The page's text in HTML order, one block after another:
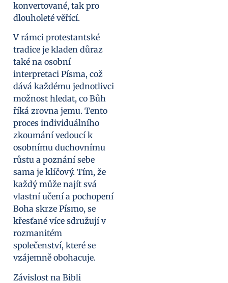
konvertované, tak pro
dlouholeté věřící.
V rámci protestantské
tradice je kladen důraz
také na osobní
interpretaci Písma, což
dává každému jednotlivci
možnost hledat, co Bůh
říká zrovna jemu. Tento
proces individuálního
zkoumání vedoucí k
osobnímu duchovnímu
růstu a poznání sebe
sama je klíčový. Tím, že
každý může najít svá
vlastní učení a pochopení
Boha skrze Písmo, se
křesťané více sdružují v
rozmanitém
společenství, které se
vzájemně obohacuje.
Závislost na Bibli